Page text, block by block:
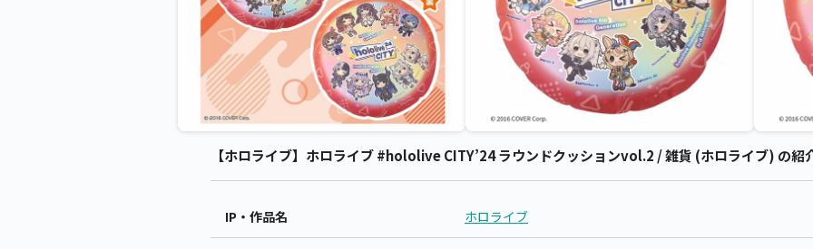
【ホロライブ】ホロライブ #hololive CITY’24 ラウンドクッションvol.2 / 雑貨 (ホロライブ) の紹
IP・作品名 ホロライブ